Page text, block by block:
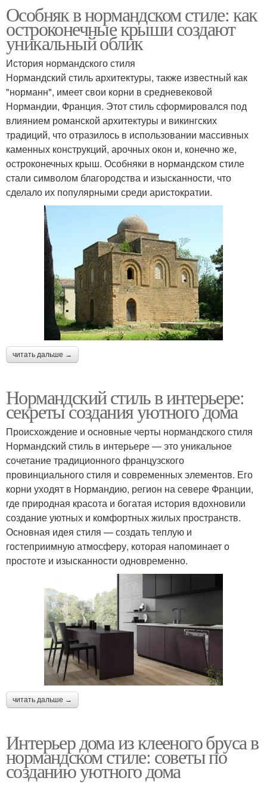
Особняк в нормандском стиле: как
остроконечные крыши создают
уникальный облик
История нормандского стиля
Нормандский стиль архитектуры, также известный как
"норманн", имеет свои корни в средневековой
Нормандии, Франция. Этот стиль сформировался под
влиянием романской архитектуры и викингских
традиций, что отразилось в использовании массивных
каменных конструкций, арочных окон и, конечно же,
остроконечных крыш. Особняки в нормандском стиле
стали символом благородства и изысканности, что
сделало их популярными среди аристократии.
читать дальше →
Нормандский стиль в интерьере:
секреты создания уютного дома
Происхождение и основные черты нормандского стиля
Нормандский стиль в интерьере — это уникальное
сочетание традиционного французского
провинциального стиля и современных элементов. Его
корни уходят в Нормандию, регион на севере Франции,
где природная красота и богатая история вдохновили
создание уютных и комфортных жилых пространств.
Основная идея стиля — создать теплую и
гостеприимную атмосферу, которая напоминает о
простоте и изысканности одновременно.
читать дальше →
Интерьер дома из клееного бруса в
нормандском стиле: советы по
созданию уютного дома